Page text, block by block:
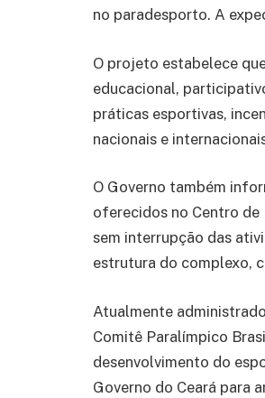
no paradesporto. A
O projeto estabelece
educacional,
práticas esportivas,
nacionais e
O Governo também
oferecidos no Centro de
sem interrupção das
estrutura do complexo,
Atualmente
Comitê Paralímpico
desenvolvimento do
Governo do Ceará para